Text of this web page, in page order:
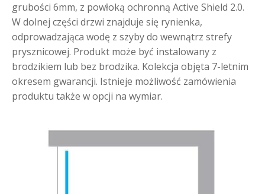
grubości 6mm, z powłoką ochronną Active Shield 2.0.
W dolnej części drzwi znajduje się rynienka,
odprowadzająca wodę z szyby do wewnątrz strefy
prysznicowej. Produkt może być instalowany z
brodzikiem lub bez brodzika. Kolekcja objęta 7-letnim
okresem gwarancji. Istnieje możliwość zamówienia
produktu także w opcji na wymiar.